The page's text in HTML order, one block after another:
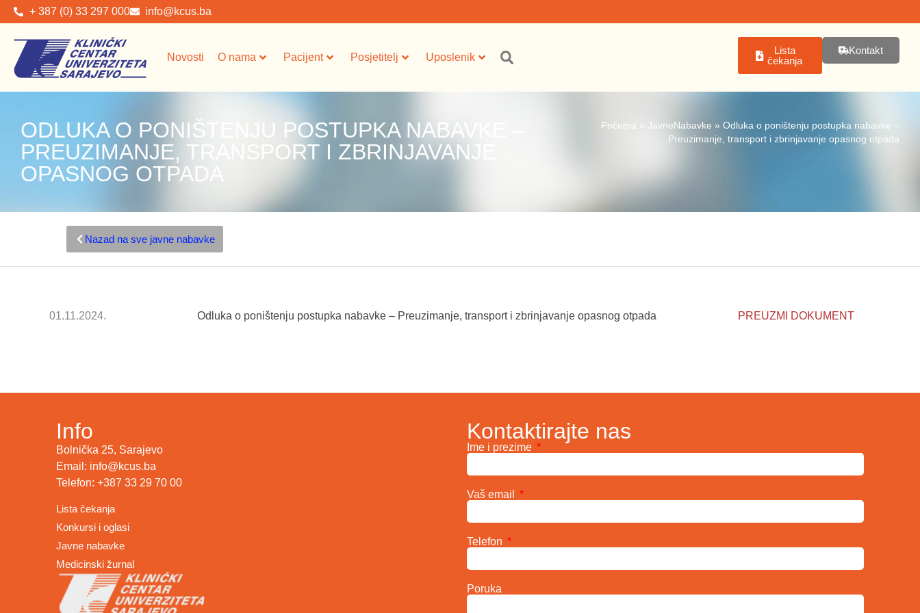
+ 387 (0) 33 297 000 info@kcus.ba
Novosti O nama Pacijent Posjetitelj Uposlenik
Lista
čekanja
Kontakt
ODLUKA O PONIŠTENJU POSTUPKA NABAVKE –
PREUZIMANJE, TRANSPORT I ZBRINJAVANJE
OPASNOG OTPADA
Početna » JavneNabavke » Odluka o poništenju postupka nabavke –
Preuzimanje, transport i zbrinjavanje opasnog otpada
Nazad na sve javne nabavke
01.11.2024. Odluka o poništenju postupka nabavke – Preuzimanje, transport i zbrinjavanje opasnog otpada PREUZMI DOKUMENT
Info
Bolnička 25, Sarajevo
Email: info@kcus.ba
Telefon: +387 33 29 70 00
Lista čekanja
Konkursi i oglasi
Javne nabavke
Medicinski žurnal
Kontaktirajte nas
Ime i prezime
Vaš email
Telefon
Poruka